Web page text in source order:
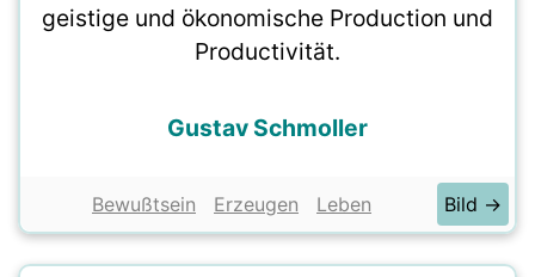
geistige und ökonomische Production und
Productivität.
Gustav Schmoller
Bewußtsein Erzeugen Leben Bild →